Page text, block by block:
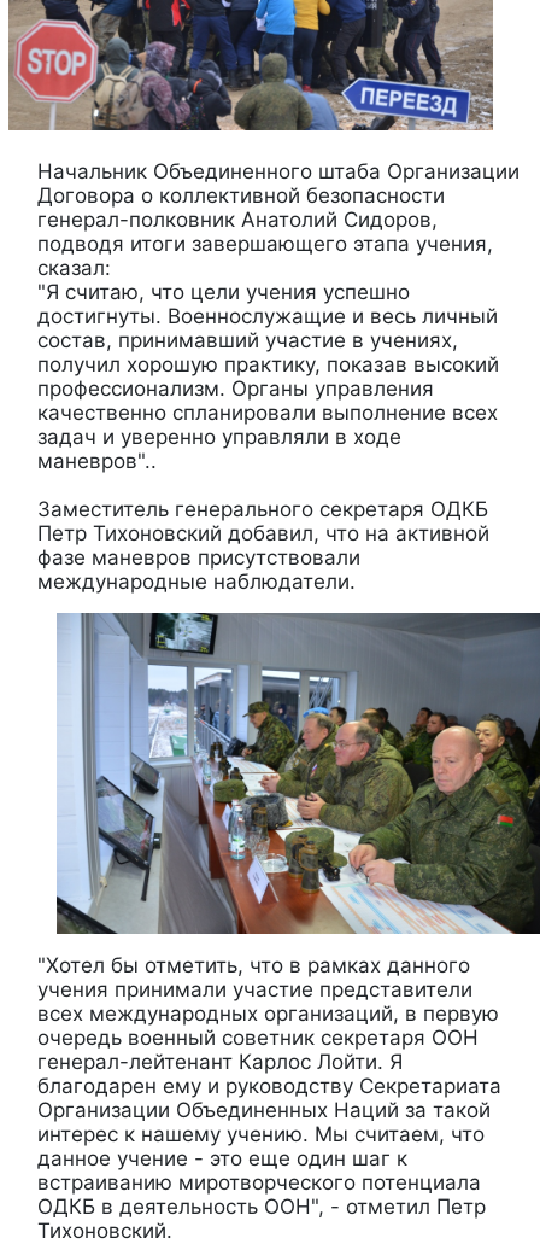
Начальник Объединенного штаба Организации
Договора о коллективной безопасности
генерал-полковник Анатолий Сидоров,
подводя итоги завершающего этапа учения,
сказал:
"Я считаю, что цели учения успешно
достигнуты. Военнослужащие и весь личный
состав, принимавший участие в учениях,
получил хорошую практику, показав высокий
профессионализм. Органы управления
качественно спланировали выполнение всех
задач и уверенно управляли в ходе
маневров"..
Заместитель генерального секретаря ОДКБ
Петр Тихоновский добавил, что на активной
фазе маневров присутствовали
международные наблюдатели.
"Хотел бы отметить, что в рамках данного
учения принимали участие представители
всех международных организаций, в первую
очередь военный советник секретаря ООН
генерал-лейтенант Карлос Лойти. Я
благодарен ему и руководству Секретариата
Организации Объединенных Наций за такой
интерес к нашему учению. Мы считаем, что
данное учение - это еще один шаг к
встраиванию миротворческого потенциала
ОДКБ в деятельность ООН", - отметил Петр
Тихоновский.